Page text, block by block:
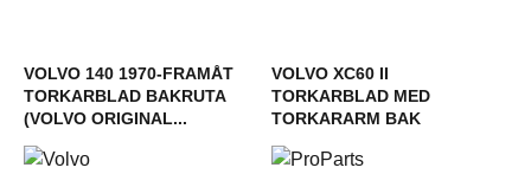
VOLVO 140 1970-FRAMÅT
TORKARBLAD BAKRUTA
(VOLVO ORIGINAL...
VOLVO XC60 II
TORKARBLAD MED
TORKARARM BAK